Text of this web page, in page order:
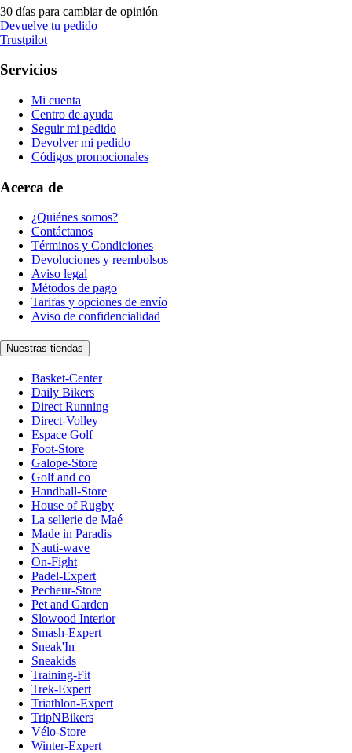
30 días para cambiar de opinión
Devuelve tu pedido
Trustpilot
Servicios
Mi cuenta
Centro de ayuda
Seguir mi pedido
Devolver mi pedido
Códigos promocionales
Acerca de
¿Quiénes somos?
Contáctanos
Términos y Condiciones
Devoluciones y reembolsos
Aviso legal
Métodos de pago
Tarifas y opciones de envío
Aviso de confidencialidad
Nuestras tiendas
Basket-Center
Daily Bikers
Direct Running
Direct-Volley
Espace Golf
Foot-Store
Galope-Store
Golf and co
Handball-Store
House of Rugby
La sellerie de Maé
Made in Paradis
Nauti-wave
On-Fight
Padel-Expert
Pecheur-Store
Pet and Garden
Slowood Interior
Smash-Expert
Sneak'In
Sneakids
Training-Fit
Trek-Expert
Triathlon-Expert
TripNBikers
Vélo-Store
Winter-Expert